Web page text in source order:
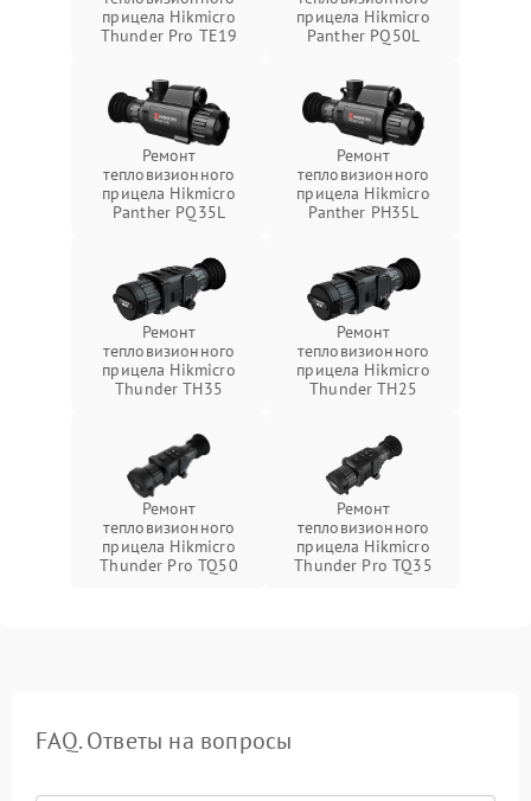
прицела Hikmicro
Thunder Pro TE19
прицела Hikmicro
Panther PQ50L
Ремонт
тепловизионного
прицела Hikmicro
Panther PQ35L
Ремонт
тепловизионного
прицела Hikmicro
Panther PH35L
Ремонт
тепловизионного
прицела Hikmicro
Thunder TH35
Ремонт
тепловизионного
прицела Hikmicro
Thunder TH25
Ремонт
тепловизионного
прицела Hikmicro
Thunder Pro TQ50
Ремонт
тепловизионного
прицела Hikmicro
Thunder Pro TQ35
FAQ. Ответы на вопросы